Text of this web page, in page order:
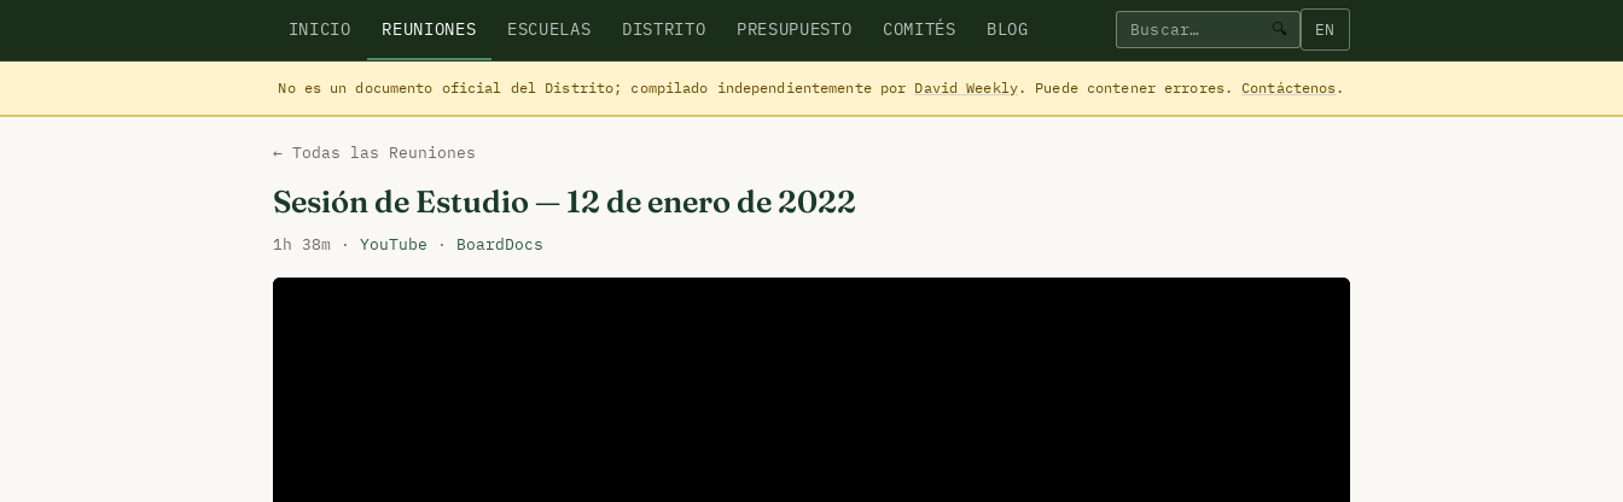
INICIO REUNIONES ESCUELAS DISTRITO PRESUPUESTO COMITÉS BLOG 🔍 EN
No es un documento oficial del Distrito; compilado independientemente por David Weekly. Puede contener errores. Contáctenos.
← Todas las Reuniones
Sesión de Estudio — 12 de enero de 2022
1h 38m · YouTube · BoardDocs